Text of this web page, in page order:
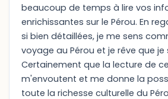
beaucoup de temps à lire vos
enrichissantes sur le Pérou. En
si bien détaillées, je me sens
voyage au Pérou et je rêve que je
Certainement que la lecture de
m'envoutent et me donne la
toute la richesse culturelle du